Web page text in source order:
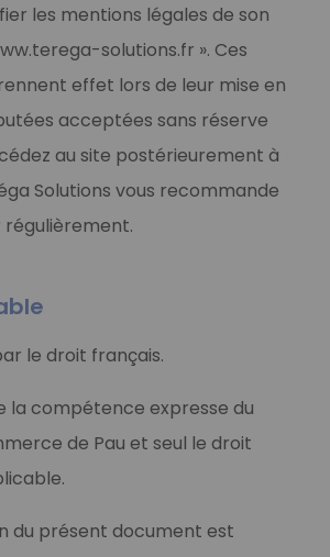
les mentions légales de son
solutions.fr ». Ces
effet lors de leur mise en
acceptées sans réserve
au site postérieurement à
Solutions vous recommande
le droit français.
la compétence expresse du
de Pau et seul le droit
du présent document est